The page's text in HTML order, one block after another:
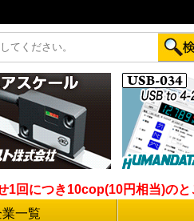
回につき10cop(10円相当)の
一覧